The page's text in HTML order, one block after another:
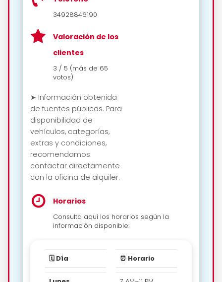
34928846190
Valoración de los
clientes
3 / 5 (más de 65
votos)
➤ Información obtenida
de fuentes públicas. Para
disponibilidad de
vehículos, categorías,
extras y condiciones,
recomendamos
contactar directamente
con la oficina de alquiler.
Horarios
Consulta aquí los horarios según la
información disponible:
🗓️ Día ⏰ Horario